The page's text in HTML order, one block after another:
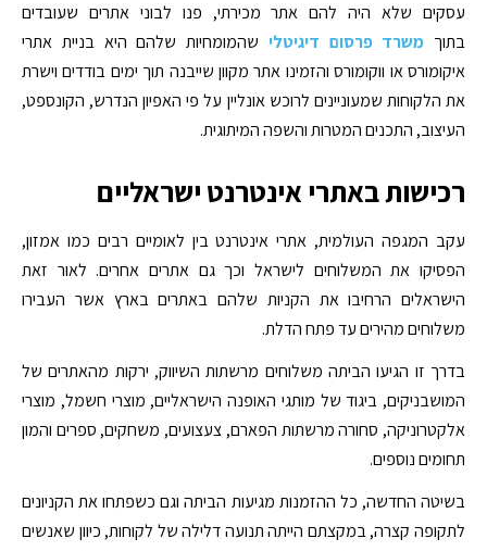
עסקים שלא היה להם אתר מכירתי, פנו לבוני אתרים שעובדים
בתוך משרד פרסום דיגיטלי שהמומחיות שלהם היא בניית אתרי
איקומורס או ווקומורס והזמינו אתר מקוון שייבנה תוך ימים בודדים וישרת
את הלקוחות שמעוניינים לרוכש אונליין על פי האפיון הנדרש, הקונספט,
העיצוב, התכנים המטרות והשפה המיתוגית.
רכישות באתרי אינטרנט ישראליים
עקב המגפה העולמית, אתרי אינטרנט בין לאומיים רבים כמו אמזון,
הפסיקו את המשלוחים לישראל וכך גם אתרים אחרים. לאור זאת
הישראלים הרחיבו את הקניות שלהם באתרים בארץ אשר העבירו
משלוחים מהירים עד פתח הדלת.
בדרך זו הגיעו הביתה משלוחים מרשתות השיווק, ירקות מהאתרים של
המושבניקים, ביגוד של מותגי האופנה הישראליים, מוצרי חשמל, מוצרי
אלקטרוניקה, סחורה מרשתות הפארם, צעצועים, משחקים, ספרים והמון
תחומים נוספים.
בשיטה החדשה, כל ההזמנות מגיעות הביתה וגם כשפתחו את הקניונים
לתקופה קצרה, במקצתם הייתה תנועה דלילה של לקוחות, כיוון שאנשים